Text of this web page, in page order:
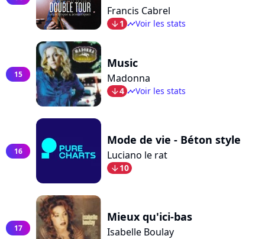
Francis Cabrel
arrow_bot1 timelineVoir les stats
15
Music
Madonna
arrow_bot4 timelineVoir les stats
16
Mode de vie - Béton style
Luciano le rat
arrow_bot10
17
Mieux qu'ici-bas
Isabelle Boulay